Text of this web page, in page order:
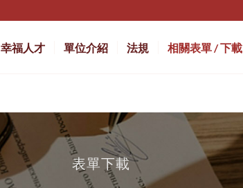
幸福人才 單位介紹 法規 相關表單 / 下載
表單下載